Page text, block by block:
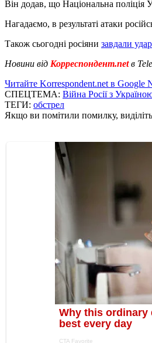
Він додав, що Національна поліція
Нагадаємо, в результаті атаки
Також сьогодні росіяни завдали
Новини від Корреспондент.netв
Читайте Korrespondent.net в Google
СПЕЦТЕМА: Війна Росії з
ТЕГИ: обстрел
Якщо ви помітили помилку,